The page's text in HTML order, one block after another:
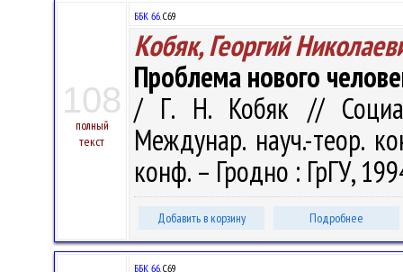
108
полный
текст
ББК 66.С69
Кобяк, Георгий
Проблема нового
/ Г. Н. Кобяк //
Междунар. науч.-теор.
конф. – Гродно : ГрГУ,
Добавить в корзину Подробнее
ББК 66.С69